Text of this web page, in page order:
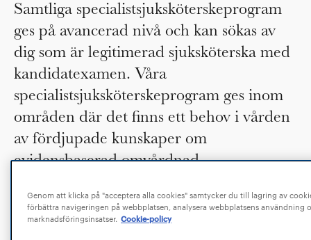
Samtliga specialistsjuksköterskeprogram
ges på avancerad nivå och kan sökas av
dig som är legitimerad sjuksköterska med
kandidatexamen. Våra
specialistsjuksköterskeprogram ges inom
områden där det finns ett behov i vården
av fördjupade kunskaper om
evidensbaserad omvårdnad.
PROGRAM
Genom att klicka på "acceptera alla cookies" samtycker du till lagring av
förbättra navigeringen på webbplatsen, analysera webbplatsens användning
marknadsföringsinsatser. Cookie-policy